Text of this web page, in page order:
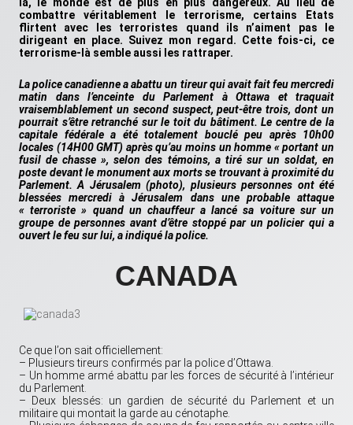
combattre véritablement le terrorisme, certains Etats
flirtent avec les terroristes quand ils n’aiment pas le
dirigeant en place. Suivez mon regard. Cette fois-ci, ce
terrorisme-là semble aussi les rattraper.
La police canadienne a abattu un tireur qui avait fait feu mercredi
matin dans l’enceinte du Parlement à Ottawa et traquait
vraisemblablement un second suspect, peut-être trois, dont un
pourrait s’être retranché sur le toit du bâtiment. Le centre de la
capitale fédérale a été totalement bouclé peu après 10h00
locales (14H00 GMT) après qu’au moins un homme « portant un
fusil de chasse », selon des témoins, a tiré sur un soldat, en
poste devant le monument aux morts se trouvant à proximité du
Parlement. A Jérusalem (photo), plusieurs personnes ont été
blessées mercredi à Jérusalem dans une probable attaque
« terroriste » quand un chauffeur a lancé sa voiture sur un
groupe de personnes avant d’être stoppé par un policier qui a
ouvert le feu sur lui, a indiqué la police.
CANADA
Ce que l’on sait officiellement:
– Plusieurs tireurs confirmés par la police d’Ottawa.
– Un homme armé abattu par les forces de sécurité à l’intérieur
du Parlement.
– Deux blessés: un gardien de sécurité du Parlement et un
militaire qui montait la garde au cénotaphe.